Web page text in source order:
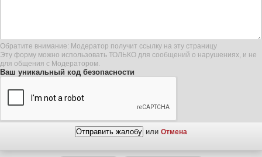
Обратите внимание: Модератор получит ссылку на эту страницу
Эту форму можно использовать ТОЛЬКО для сообщений о нарушениях, и не
для общения с Модератором.
Ваш уникальный код безопасности
или Отмена